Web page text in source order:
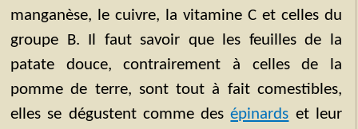
manganèse, le cuivre, la vitamine C et celles du
groupe B. Il faut savoir que les feuilles de la
patate douce, contrairement à celles de la
pomme de terre, sont tout à fait comestibles,
elles se dégustent comme desépinards et leur